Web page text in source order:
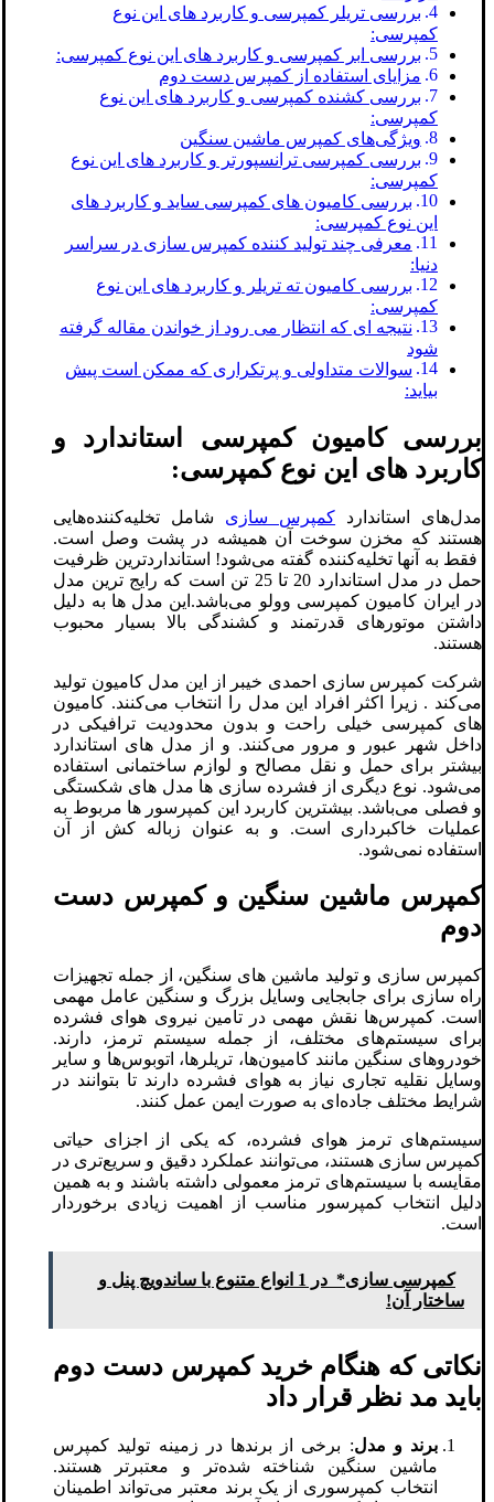
بررسی تریلر کمپرسی و کاربرد های این نوع
کمپرسی:
بررسی ابر کمپرسی و کاربرد های این نوع کمپرسی:
مزایای استفاده از کمپرس دست دوم
بررسی کشنده کمپرسی و کاربرد های این نوع
کمپرسی:
ویژگی‌های کمپرس ماشین سنگین
بررسی کمپرسی ترانسپورتر و کاربرد های این نوع
کمپرسی:
بررسی کامیون های کمپرسی ساید و کاربرد های
این نوع کمپرسی:
معرفی چند تولید کننده کمپرس سازی در سراسر
دنیا:
بررسی کامیون ته تریلر و کاربرد های این نوع
کمپرسی:
نتیجه ای که انتظار می رود از خواندن مقاله گرفته
شود
سوالات متداولی و پرتکراری که ممکن است پیش
بیاید:
بررسی کامیون کمپرسی استاندارد و
کاربرد های این نوع کمپرسی:
مدل‌های استاندارد کمپرس سازی شامل تخلیه‌کننده‌هایی
هستند که مخزن سوخت آن همیشه در پشت وصل است.
فقط به آنها تخلیه‌کننده گفته می‌شود! استانداردترین ظرفیت
حمل در مدل استاندارد 20 تا 25 تن است که رایج ترین مدل
در ایران کامیون کمپرسی وولو می‌باشد.این مدل ها به دلیل
داشتن موتورهای قدرتمند و کشندگی بالا بسیار محبوب
هستند.
شرکت کمپرس سازی احمدی خیبر از این مدل کامیون تولید
می‌کند . زیرا اکثر افراد این مدل را انتخاب می‌کنند. کامیون
های کمپرسی خیلی راحت و بدون محدودیت ترافیکی در
داخل شهر عبور و مرور می‌کنند. و از مدل های استاندارد
بیشتر برای حمل و نقل مصالح و لوازم ساختمانی استفاده
می‌شود. نوع دیگری از فشرده سازی ها مدل های شکستگی
و فصلی می‌باشد. بیشترین کاربرد این کمپرسور ها مربوط به
عملیات خاکبرداری است. و به عنوان زباله کش از آن
استفاده نمی‌شود.
کمپرس ماشین سنگین و کمپرس دست
دوم
کمپرس سازی و تولید ماشین های سنگین، از جمله تجهیزات
راه سازی برای جابجایی وسایل بزرگ و سنگین عامل مهمی
است. کمپرس‌ها نقش مهمی در تامین نیروی هوای فشرده
برای سیستم‌های مختلف، از جمله سیستم ترمز، دارند.
خودروهای سنگین مانند کامیون‌ها، تریلرها، اتوبوس‌ها و سایر
وسایل نقلیه تجاری نیاز به هوای فشرده دارند تا بتوانند در
شرایط مختلف جاده‌ای به صورت ایمن عمل کنند.
سیستم‌های ترمز هوای فشرده، که یکی از اجزای حیاتی
کمپرس سازی هستند، می‌توانند عملکرد دقیق و سریع‌تری در
مقایسه با سیستم‌های ترمز معمولی داشته باشند و به همین
دلیل انتخاب کمپرسور مناسب از اهمیت زیادی برخوردار
است.
کمپرسی سازی* در 1 انواع متنوع با ساندویچ پنل و
ساختار آن!
نکاتی که هنگام خرید کمپرس دست دوم
باید مد نظر قرار داد
برند و مدل: برخی از برندها در زمینه تولید کمپرس
ماشین سنگین شناخته شده‌تر و معتبرتر هستند.
انتخاب کمپرسوری از یک برند معتبر می‌تواند اطمینان